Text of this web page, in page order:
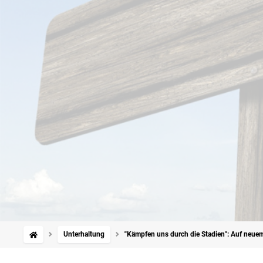
Unterhaltung "Kämpfen uns durch die Stadien": Auf